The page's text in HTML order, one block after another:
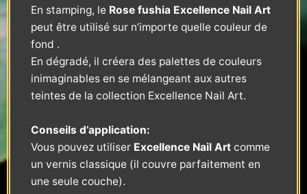
En stamping, le Rose fushia Excellence Nail Art
peut être utilisé sur n’importe quelle couleur de
fond .
En dégradé, il créera des palettes de couleurs
inimaginables en se mélangeant aux autres
teintes de la collection Excellence Nail Art.
Conseils d’application:
Vous pouvez utiliser Excellence Nail Art comme
un vernis classique (il couvre parfaitement en
une seule couche).